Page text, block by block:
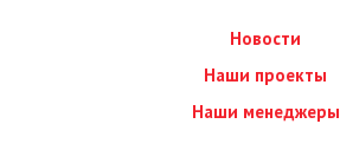
Новости
Наши проекты
Наши менеджеры